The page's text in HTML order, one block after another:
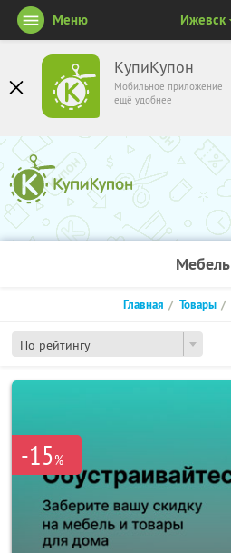
КупиКупон
Мобильное приложение
ещё удобнее
Меню Ижевск
Мебель
По рейтингу
Главная Товары
-15%